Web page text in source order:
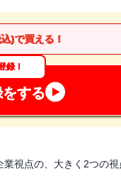
)で買える！
録！
する
視点の、大きく2つの